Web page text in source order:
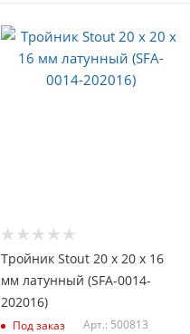
Тройник Stout 20 х 20 х 16
мм латунный (SFA-0014-
202016)
Под заказ Арт.: 500813